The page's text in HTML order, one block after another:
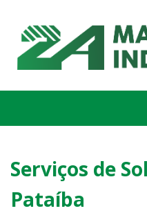
Serviços de
Pataíba